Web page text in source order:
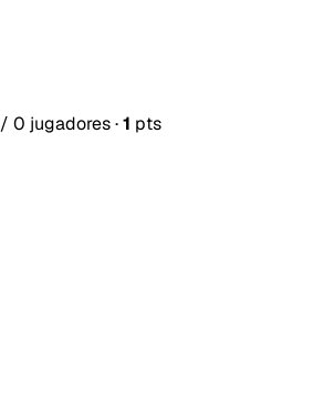
/ 0 jugadores·1 pts